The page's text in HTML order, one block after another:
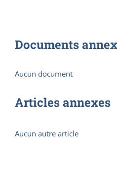
Documents
Aucun document
Articles annexes
Aucun autre article